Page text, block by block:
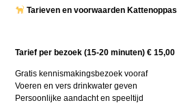
Tarieven en voorwaarden Kattenoppas
Tarief per bezoek (15-20 minuten) € 15,00
Gratis kennismakingsbezoek vooraf
Voeren en vers drinkwater geven
Persoonlijke aandacht en speeltijd